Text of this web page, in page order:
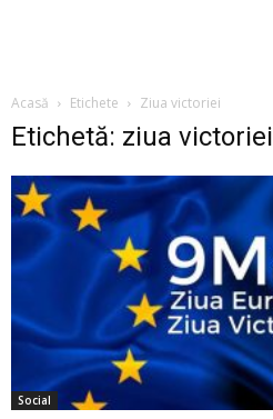
Acasă Etichete Ziua victoriei
Etichetă: ziua victoriei
Social